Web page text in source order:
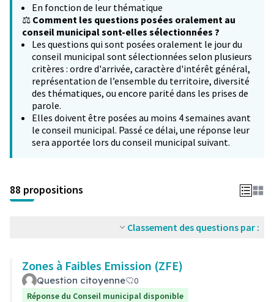
En fonction de leur thématique
⚖️ Comment les questions posées oralement au
conseil municipal sont-elles sélectionnées ?
Les questions qui sont posées oralement le jour du
conseil municipal sont sélectionnées selon plusieurs
critères : ordre d'arrivée, caractère d'intérêt général,
représentation de l’ensemble du territoire, diversité
des thématiques, ou encore parité dans les prises de
parole.
Elles doivent être posées au moins 4 semaines avant
le conseil municipal. Passé ce délai, une réponse leur
sera apportée lors du conseil municipal suivant.
88 propositions
Classement des questions par :
Zones à Faibles Emission (ZFE)
Question citoyenne
0
Réponse du Conseil municipal disponible